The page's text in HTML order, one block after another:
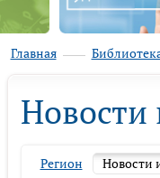
Главная
Новости
Регион
Новости